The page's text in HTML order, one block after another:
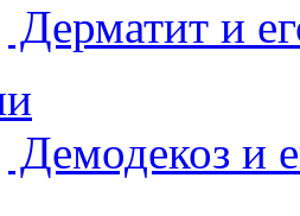
Дерматит и
Демодекоз и